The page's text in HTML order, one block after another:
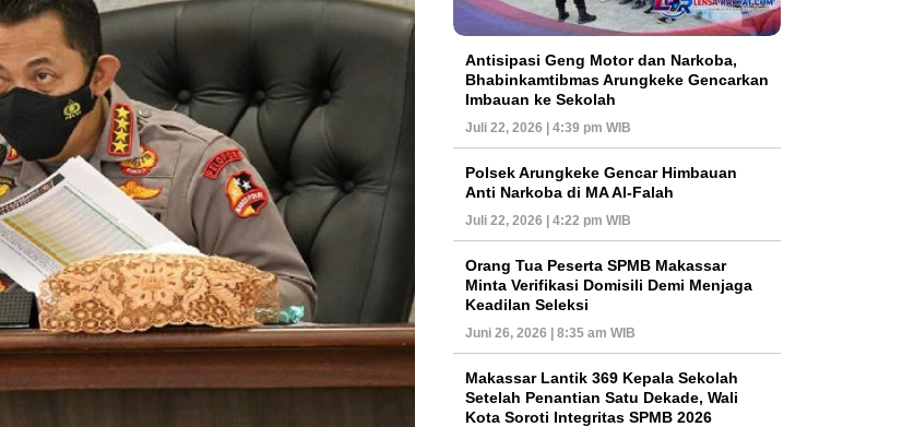
Antisipasi Geng Motor dan Narkoba,
Bhabinkamtibmas Arungkeke Gencarkan
Imbauan ke Sekolah
Juli 22, 2026 | 4:39 pm WIB
Polsek Arungkeke Gencar Himbauan
Anti Narkoba di MA Al-Falah
Juli 22, 2026 | 4:22 pm WIB
Orang Tua Peserta SPMB Makassar
Minta Verifikasi Domisili Demi Menjaga
Keadilan Seleksi
Juni 26, 2026 | 8:35 am WIB
Makassar Lantik 369 Kepala Sekolah
Setelah Penantian Satu Dekade, Wali
Kota Soroti Integritas SPMB 2026